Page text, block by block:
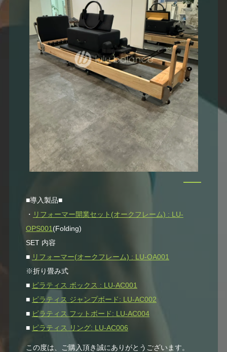
■導入製品■
・ リフォーマー開業セット(オークフレーム) : LU-
OPS001 (Folding)
SET 内容
■ リフォーマー(オークフレーム) : LU-OA001
※折り畳み式
■ ピラティス ボックス : LU-AC001
■ ピラティス ジャンプボード: LU-AC002
■ ピラティス フットボード: LU-AC004
■ ピラティス リング: LU-AC006
この度は、ご購入頂き誠にありがとうございます。